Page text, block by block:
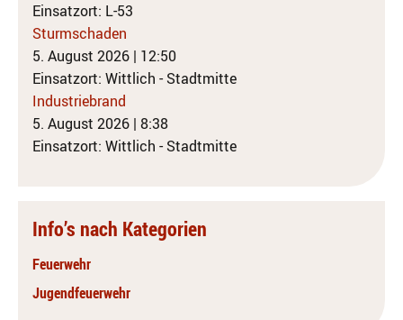
Einsatzort: L-53
Sturmschaden
5. August 2026 | 12:50
Einsatzort: Wittlich - Stadtmitte
Industriebrand
5. August 2026 | 8:38
Einsatzort: Wittlich - Stadtmitte
Info’s nach Kategorien
Feuerwehr
Jugendfeuerwehr